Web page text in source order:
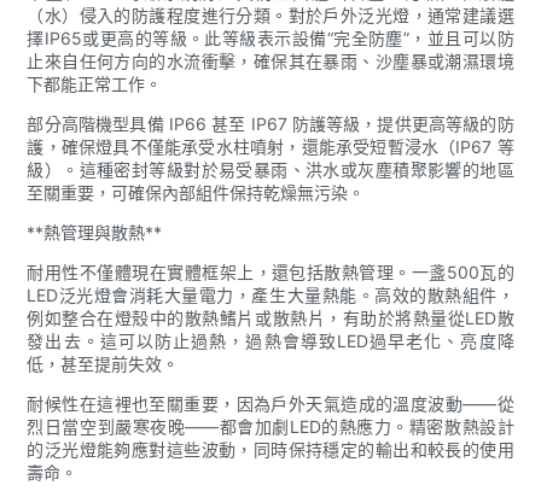
（水）侵入的防護程度進行分類。對於戶外泛光燈，通常建議選
擇IP65或更高的等級。此等級表示設備“完全防塵”，並且可以防
止來自任何方向的水流衝擊，確保其在暴雨、沙塵暴或潮濕環境
下都能正常工作。
部分高階機型具備 IP66 甚至 IP67 防護等級，提供更高等級的防
護，確保燈具不僅能承受水柱噴射，還能承受短暫浸水（IP67 等
級）。這種密封等級對於易受暴雨、洪水或灰塵積聚影響的地區
至關重要，可確保內部組件保持乾燥無污染。
**熱管理與散熱**
耐用性不僅體現在實體框架上，還包括散熱管理。一盞500瓦的
LED泛光燈會消耗大量電力，產生大量熱能。高效的散熱組件，
例如整合在燈殼中的散熱鰭片或散熱片，有助於將熱量從LED散
發出去。這可以防止過熱，過熱會導致LED過早老化、亮度降
低，甚至提前失效。
耐候性在這裡也至關重要，因為戶外天氣造成的溫度波動——從
烈日當空到嚴寒夜晚——都會加劇LED的熱應力。精密散熱設計
的泛光燈能夠應對這些波動，同時保持穩定的輸出和較長的使用
壽命。